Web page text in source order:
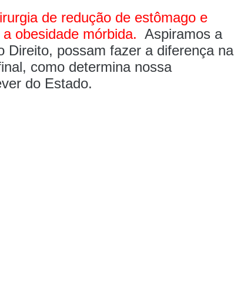
de redução de estômago e
obesidade mórbida. Aspiramos a
Direito, possam fazer a diferença na
como determina nossa
do Estado.